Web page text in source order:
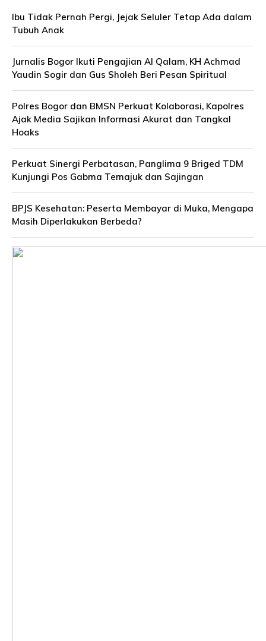
Ibu Tidak Pernah Pergi, Jejak Seluler Tetap Ada dalam
Tubuh Anak
Jurnalis Bogor Ikuti Pengajian Al Qalam, KH Achmad
Yaudin Sogir dan Gus Sholeh Beri Pesan Spiritual
Polres Bogor dan BMSN Perkuat Kolaborasi, Kapolres
Ajak Media Sajikan Informasi Akurat dan Tangkal
Hoaks
Perkuat Sinergi Perbatasan, Panglima 9 Briged TDM
Kunjungi Pos Gabma Temajuk dan Sajingan
BPJS Kesehatan: Peserta Membayar di Muka, Mengapa
Masih Diperlakukan Berbeda?